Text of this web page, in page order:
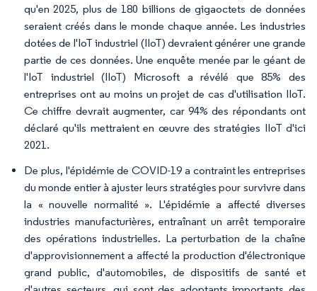
qu'en 2025, plus de 180 billions de gigaoctets de données
seraient créés dans le monde chaque année. Les industries
dotées de l'IoT industriel (IIoT) devraient générer une grande
partie de ces données. Une enquête menée par le géant de
l'IoT industriel (IIoT) Microsoft a révélé que 85% des
entreprises ont au moins un projet de cas d'utilisation IIoT.
Ce chiffre devrait augmenter, car 94% des répondants ont
déclaré qu'ils mettraient en œuvre des stratégies IIoT d'ici
2021.
De plus, l'épidémie de COVID-19 a contraint les entreprises
du monde entier à ajuster leurs stratégies pour survivre dans
la « nouvelle normalité ». L'épidémie a affecté diverses
industries manufacturières, entraînant un arrêt temporaire
des opérations industrielles. La perturbation de la chaîne
d'approvisionnement a affecté la production d'électronique
grand public, d'automobiles, de dispositifs de santé et